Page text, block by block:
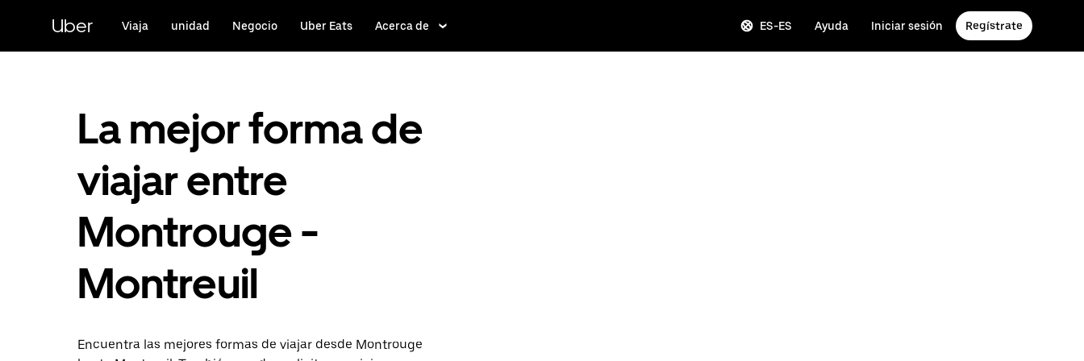
contenido
principal
Uber Viaja unidad Negocio Uber Eats Acerca de ES-ES Ayuda Iniciar sesión Regístrate
La mejor forma de
viajar entre
Montrouge -
Montreuil
Encuentra las mejores formas de viajar desde Montrouge